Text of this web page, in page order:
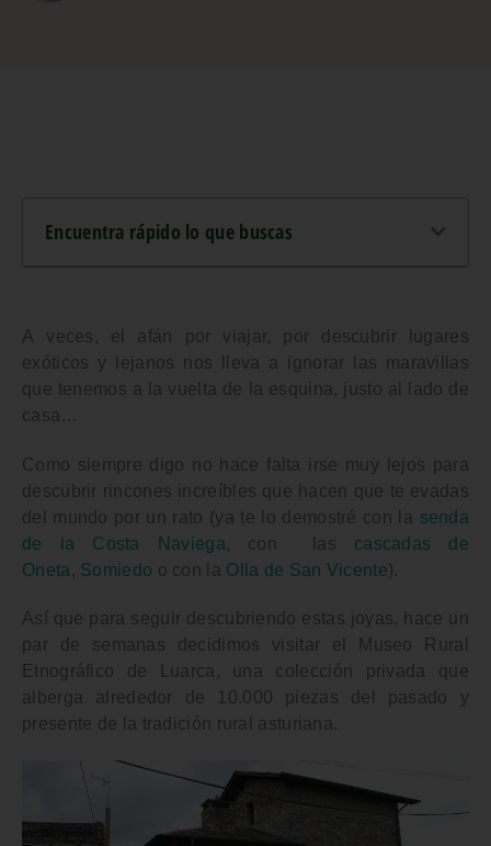
Encuentra rápido lo que buscas
A veces, el afán por viajar, por descubrir lugares
exóticos y lejanos nos lleva a ignorar las maravillas
que tenemos a la vuelta de la esquina, justo al lado de
casa…
Como siempre digo
no hace falta irse muy lejos para
descubrir rincones increíbles que hacen que te evadas
del mundo por un rato (ya te lo demostré con la senda
de la Costa Naviega, con las cascadas de
Oneta , Somiedo o con la Olla de San Vicente).
Así que para seguir descubriendo estas joyas, hace un
par de semanas decidimos visitar el
Museo Rural
Etnográfico de Luarca , una colección privada que
alberga alrededor de 10.000 piezas del pasado y
presente de la tradición rural asturiana.